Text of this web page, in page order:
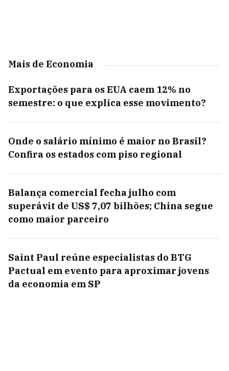
Mais de Economia
Exportações para os EUA caem 12% no
semestre: o que explica esse movimento?
Onde o salário mínimo é maior no Brasil?
Confira os estados com piso regional
Balança comercial fecha julho com
superávit de US$ 7,07 bilhões; China segue
como maior parceiro
Saint Paul reúne especialistas do BTG
Pactual em evento para aproximar jovens
da economia em SP